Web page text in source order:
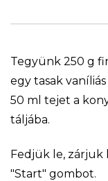
Tegyünk 250 g
egy tasak
50 ml tejet a
táljába.
Fedjük le, zárjuk
"Start" gombot.